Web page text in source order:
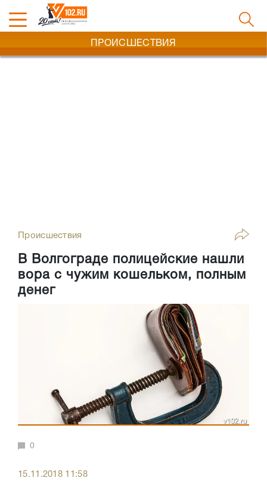
ПРОИСШЕСТВИЯ
Происшествия
В Волгограде полицейские нашли
вора с чужим кошельком, полным
денег
0
15.11.2018 11:58